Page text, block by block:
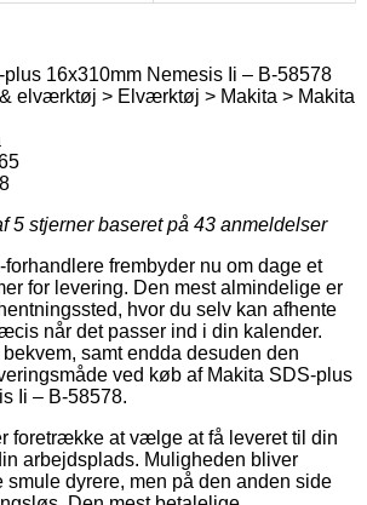
plus 16x310mm Nemesis Ii – B-58578
elværktøj > Elværktøj > Makita > Makita
5 stjerner baseret på 43 anmeldelser
frembyder nu om dage et
for levering. Den mest almindelige er
hvor du selv kan afhente
når det passer ind i din kalender.
samt endda desuden den
ved køb af Makita SDS-plus
Ii – B-58578.
foretrække at vælge at få leveret til din
arbejdsplads. Muligheden bliver
smule dyrere, men på den anden side